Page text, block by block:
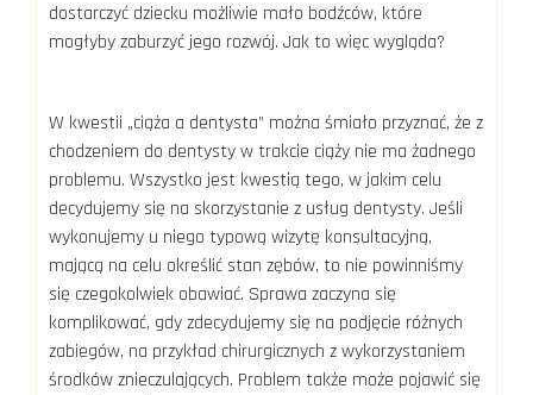
dostarczyć dziecku możliwie mało bodźców, które
mogłyby zaburzyć jego rozwój. Jak to więc wygląda?
W kwestii „ciąża a dentysta” można śmiało przyznać, że z
chodzeniem do dentysty w trakcie ciąży nie ma żadnego
problemu. Wszystko jest kwestią tego, w jakim celu
decydujemy się na skorzystanie z usług dentysty. Jeśli
wykonujemy u niego typową wizytę konsultacyjną,
mającą na celu określić stan zębów, to nie powinniśmy
się czegokolwiek obawiać. Sprawa zaczyna się
komplikować, gdy zdecydujemy się na podjęcie różnych
zabiegów, na przykład chirurgicznych z wykorzystaniem
środków znieczulających. Problem także może pojawić się